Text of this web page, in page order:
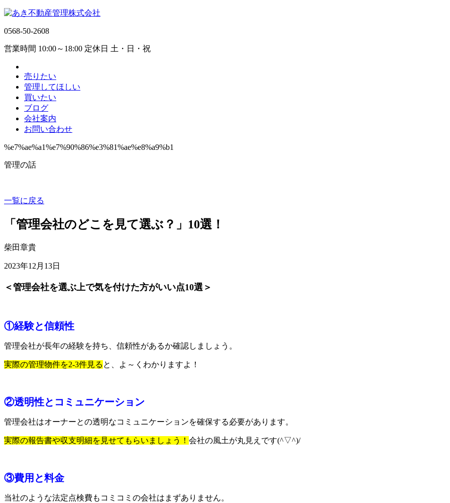
0568-50-2608
営業時間 10:00～18:00 定休日 土・日・祝
売りたい
管理してほしい
買いたい
ブログ
会社案内
お問い合わせ
%e7%ae%a1%e7%90%86%e3%81%ae%e8%a9%b1
管理の話
一覧に戻る
「管理会社のどこを見て選ぶ？」10選！
柴田章貴
2023年12月13日
＜管理会社を選ぶ上で気を付けた方がいい点10選＞
①経験と信頼性
管理会社が長年の経験を持ち、信頼性があるか確認しましょう。
実際の管理物件を2-3件見る と、よ～くわかりますよ！
②透明性とコミュニケーション
管理会社はオーナーとの透明なコミュニケーションを確保する必要があります。
実際の報告書や収支明細を見せてもらいましょう！ 会社の風土が丸見えです(^▽^)/
③費用と料金
当社のような法定点検費もコミコミの会社はまずありません。